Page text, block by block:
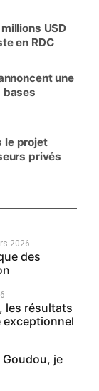
USD
en RDC
une
bases
le projet
privés
2026
des
les résultats
exceptionnel
Goudou, je